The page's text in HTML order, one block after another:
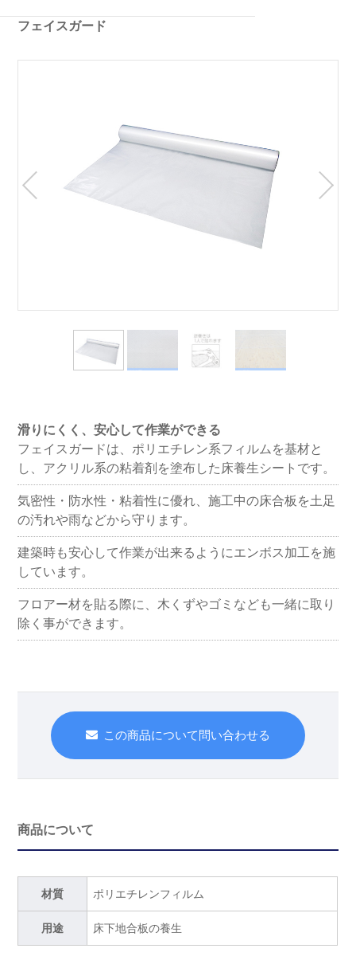
フェイスガード
滑りにくく、安心して作業ができる
フェイスガードは、ポリエチレン系フィルムを基材と
し、アクリル系の粘着剤を塗布した床養生シートです。
気密性・防水性・粘着性に優れ、施工中の床合板を土足
の汚れや雨などから守ります。
建築時も安心して作業が出来るようにエンボス加工を施
しています。
フロアー材を貼る際に、木くずやゴミなども一緒に取り
除く事ができます。
この商品について問い合わせる
商品について
材質 ポリエチレンフィルム
用途 床下地合板の養生